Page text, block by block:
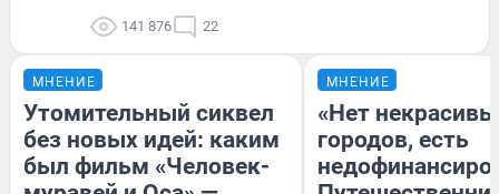
141 876 22
МНЕНИЕ
Утомительный сиквел
без новых идей: каким
был фильм «Человек-
МНЕНИЕ
«Нет
городов, есть